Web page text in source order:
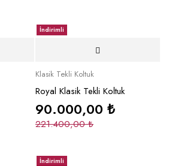
İndirimli
Klasik Tekli Koltuk
Royal Klasik Tekli Koltuk
221.400,00₺
90.000,00 ₺
İndirimli